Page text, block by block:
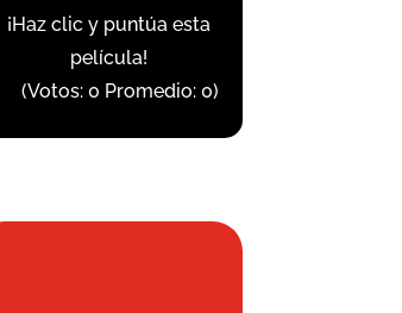
¡Haz clic y puntúa esta
película!
(Votos:0 Promedio:0)